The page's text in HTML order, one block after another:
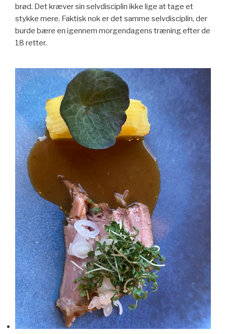
brød. Det kræver sin selvdisciplin ikke lige at tage et
stykke mere. Faktisk nok er det samme selvdisciplin, der
burde bære en igennem morgendagens træning efter de
18 retter.